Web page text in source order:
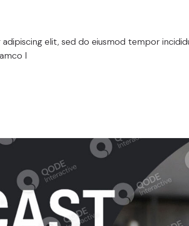
elit, sed do eiusmod tempor
l